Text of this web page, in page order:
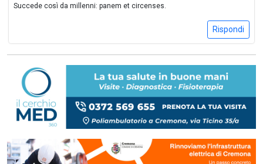
Succede così da millenni: panem et circenses.
Rispondi